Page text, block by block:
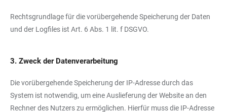
Rechtsgrundlage für die vorübergehende Speicherung der Daten
und der Logfiles ist Art. 6 Abs. 1 lit. f DSGVO.
3. Zweck der Datenverarbeitung
Die vorübergehende Speicherung der IP-Adresse durch das
System ist notwendig, um eine Auslieferung der Website an den
Rechner des Nutzers zu ermöglichen. Hierfür muss die IP-Adresse